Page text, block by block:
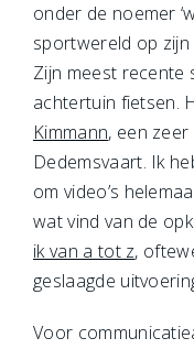
onder de noemer
sportwereld op zijn
Zijn meest recente
achtertuin fietsen.
Kimmann, een zeer
Dedemsvaart. Ik
om video’s
wat vind van de
ik van a tot z,
geslaagde
Voor